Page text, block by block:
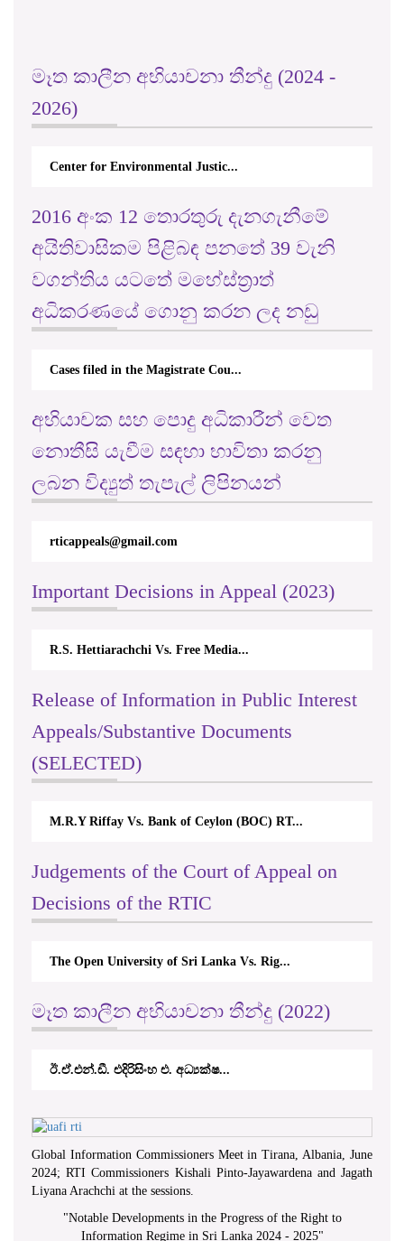
මෑත කාලීන අභියාචනා තීන්දු (2024 -
2026)
Center for Environmental Justic...
2016 අංක 12 තොරතුරු දැනගැනීමේ
අයිතිවාසිකම පිළිබඳ පනතේ 39 වැනි
වගන්තිය යටතේ මහේස්ත්‍රාත්
අධිකරණයේ ගොනු කරන ලද නඩු
Cases filed in the Magistrate Cou...
අභියාචක සහ පොදු අධිකාරීන් වෙත
නොතීසි යැවීම සඳහා භාවිතා කරනු
ලබන විද්‍යුත් තැපැල් ලිපිනයන්
rticappeals@gmail.com
Important Decisions in Appeal (2023)
R.S. Hettiarachchi Vs. Free Media...
Release of Information in Public Interest
Appeals/Substantive Documents
(SELECTED)
M.R.Y Riffay Vs. Bank of Ceylon (BOC) RT...
Judgements of the Court of Appeal on
Decisions of the RTIC
The Open University of Sri Lanka Vs. Rig...
මෑත කාලීන අභියාචනා තීන්දු (2022)
ඊ.ඒ.එන්.ඩී. එදිරිසිංහ එ. අධ්‍යක්ෂ...
Global Information Commissioners Meet in Tirana, Albania, June
2024; RTI Commissioners Kishali Pinto-Jayawardena and Jagath
Liyana Arachchi at the sessions.
"Notable Developments in the Progress of the Right to
Information Regime in Sri Lanka 2024 - 2025"